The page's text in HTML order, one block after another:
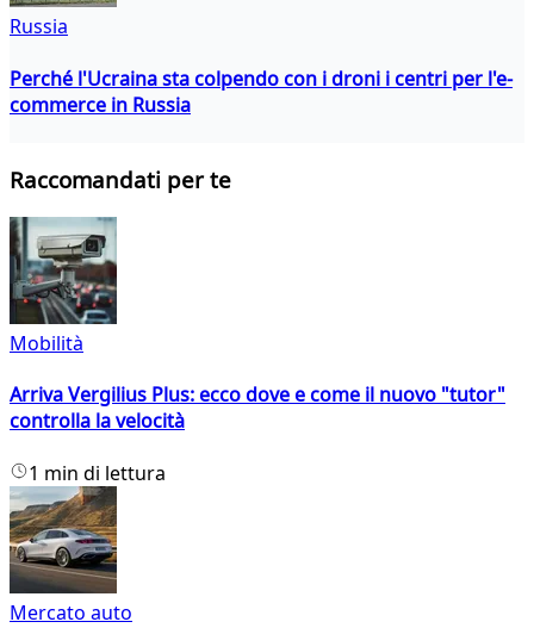
Russia
Perché l'Ucraina sta colpendo con i droni i centri per l'e-
commerce in Russia
Raccomandati per te
Mobilità
Arriva Vergilius Plus: ecco dove e come il nuovo "tutor"
controlla la velocità
1 min di lettura
Mercato auto